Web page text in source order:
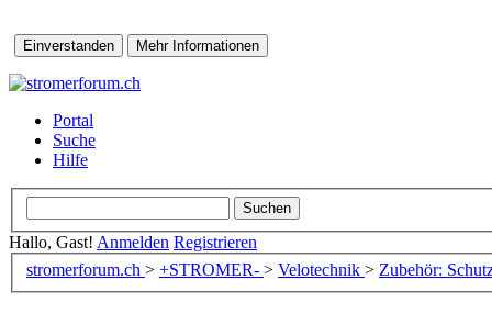
Portal
Suche
Hilfe
Hallo, Gast! Anmelden Registrieren
stromerforum.ch > +STROMER- > Velotechnik > Zubehör: